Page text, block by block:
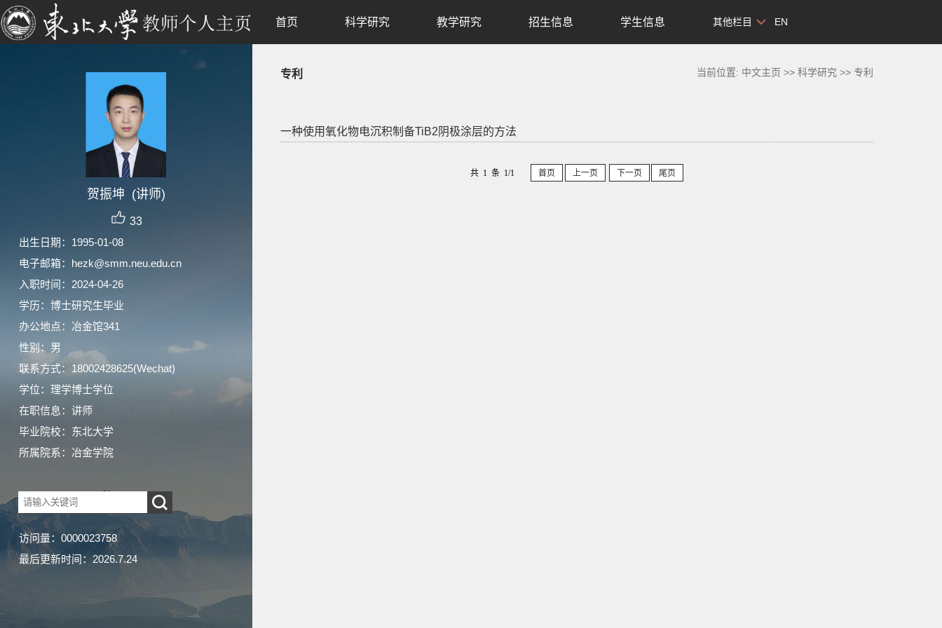
贺振坤 (讲师)
33
出生日期：1995-01-08
电子邮箱： hezk@smm.neu.edu.cn
入职时间：2024-04-26
学历：博士研究生毕业
办公地点：冶金馆341
性别：男
联系方式： 18002428625(Wechat)
学位：理学博士学位
在职信息：讲师
毕业院校：东北大学
所属院系：冶金学院
访问量： 0000023758
最后更新时间： 2026.7.24
首页 科学研究 教学研究 招生信息 学生信息 其他栏目 EN
专利 当前位置: 中文主页 >>科学研究 >>专利
一种使用氧化物电沉积制备TiB2阴极涂层的方法
共 1 条 1/1 首页 上一页 下一页 尾页